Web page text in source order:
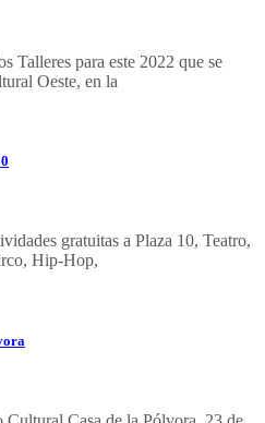
Talleres para este 2022 que se
Oeste, en la
gratuitas a Plaza 10, Teatro,
Hip-Hop,